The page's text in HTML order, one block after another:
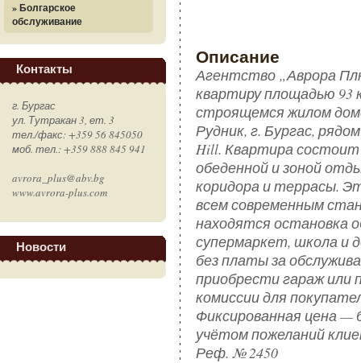
» Болгарское
обслуживание
Контакты
г. Бургас
ул. Тутракан 3, ет. 3
тел./факс: +359 56 845050
моб. тел.: +359 888 845 941
avrora_plus@abv.bg
www.avrora-plus.com
Новости
Описание
Агентство „Аврора
квартиру площадью 93
строящемся жилом
Рудник, г. Бургас,
Hill. Квартира состоит
обеденной и зоной
коридора и террасы.
всем современным
находятся остановка
супермаркет, школа и
без платы за
приобрести гараж или
комиссии для
Фиксированная цена —
учётом пожеланий
Реф. № 2450